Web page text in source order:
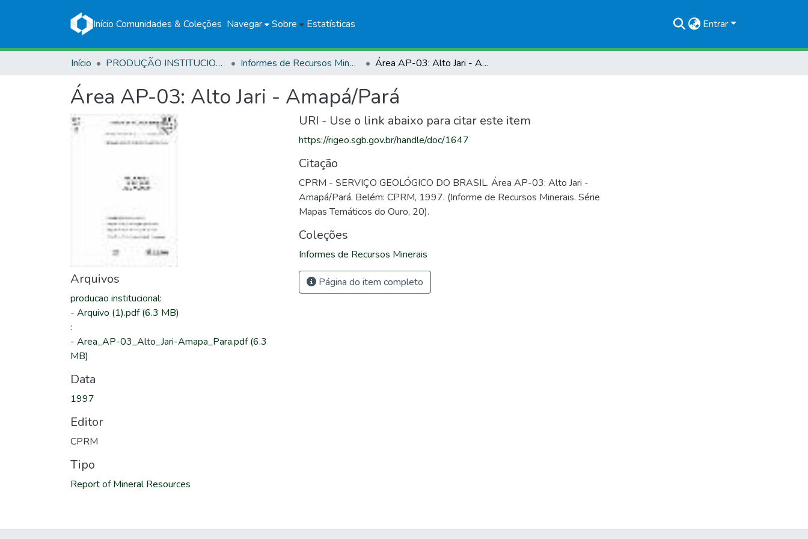
Início Comunidades & Coleções Navegar Sobre Estatísticas Entrar
Início PRODUÇÃO INSTITUCIONAL Informes de Recursos Minerais Área AP-03: Alto Jari - Amapá/Pará
Área AP-03: Alto Jari - Amapá/Pará
Arquivos
producao institucional:
- Arquivo (1).pdf(6.3 MB)
:
- Area_AP-03_Alto_Jari-Amapa_Para.pdf(6.3
MB)
Data
1997
Editor
CPRM
Tipo
Report of Mineral Resources
URI - Use o link abaixo para citar este item
https://rigeo.sgb.gov.br/handle/doc/1647
Citação
CPRM - SERVIÇO GEOLÓGICO DO BRASIL. Área AP-03: Alto Jari -
Amapá/Pará. Belém: CPRM, 1997. (Informe de Recursos Minerais. Série
Mapas Temáticos do Ouro, 20).
Coleções
Informes de Recursos Minerais
Página do item completo